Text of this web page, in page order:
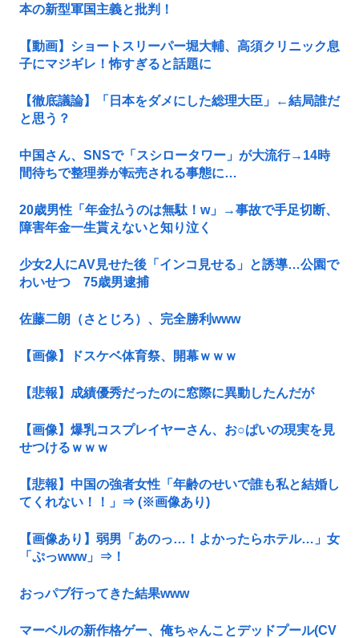
本の新型軍国主義と批判！
【動画】ショートスリーパー堀大輔、高須クリニック息
子にマジギレ！怖すぎると話題に
【徹底議論】「日本をダメにした総理大臣」←結局誰だ
と思う？
中国さん、SNSで「スシロータワー」が大流行→14時
間待ちで整理券が転売される事態に…
20歳男性「年金払うのは無駄！w」→事故で手足切断、
障害年金一生貰えないと知り泣く
少女2人にAV見せた後「インコ見せる」と誘導…公園で
わいせつ 75歳男逮捕
佐藤二朗（さとじろ）、完全勝利www
【画像】ドスケベ体育祭、開幕ｗｗｗ
【悲報】成績優秀だったのに窓際に異動したんだが
【画像】爆乳コスプレイヤーさん、お○ぱいの現実を見
せつけるｗｗｗ
【悲報】中国の強者女性「年齢のせいで誰も私と結婚し
てくれない！！」⇒ (※画像あり)
【画像あり】弱男「あのっ…！よかったらホテル…」女
「ぷっwww」⇒！
おっパブ行ってきた結果www
マーベルの新作格ゲー、俺ちゃんことデッドプール(CV